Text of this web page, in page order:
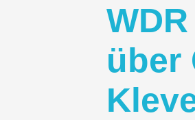
über